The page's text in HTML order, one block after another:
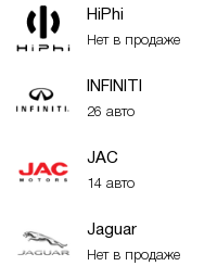
HiPhi
Нет в продаже
INFINITI
26 авто
JAC
14 авто
Jaguar
Нет в продаже